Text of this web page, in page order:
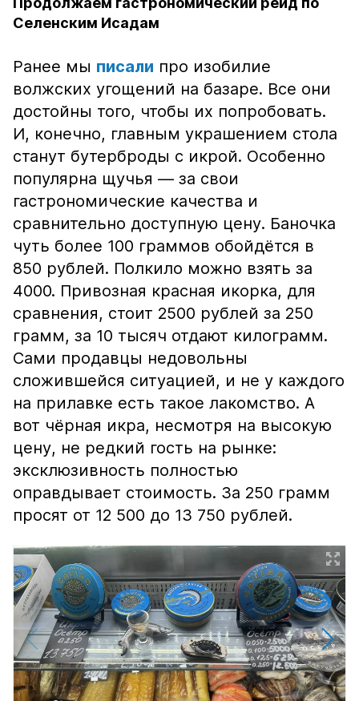
Селенским Исадам
Ранее мы писали про изобилие
волжских угощений на базаре. Все они
достойны того, чтобы их попробовать.
И, конечно, главным украшением стола
станут бутерброды с икрой. Особенно
популярна щучья — за свои
гастрономические качества и
сравнительно доступную цену. Баночка
чуть более 100 граммов обойдётся в
850 рублей. Полкило можно взять за
4000. Привозная красная икорка, для
сравнения, стоит 2500 рублей за 250
грамм, за 10 тысяч отдают килограмм.
Сами продавцы недовольны
сложившейся ситуацией, и не у каждого
на прилавке есть такое лакомство. А
вот чёрная икра, несмотря на высокую
цену, не редкий гость на рынке:
эксклюзивность полностью
оправдывает стоимость. За 250 грамм
просят от 12 500 до 13 750 рублей.